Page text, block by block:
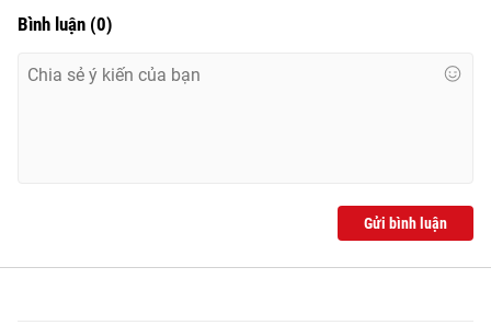
Bình luận (0)
Gửi bình luận